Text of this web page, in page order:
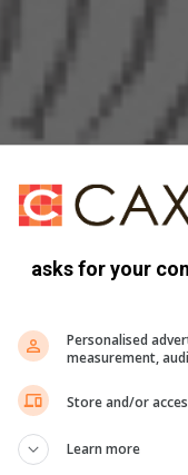
asks for your
Personalised
measurement,
Store and/or
Learn more